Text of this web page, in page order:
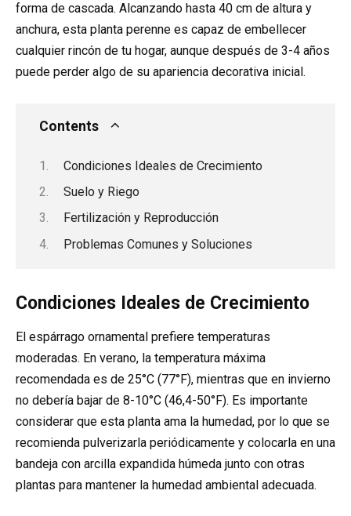
forma de cascada. Alcanzando hasta 40 cm de altura y
anchura, esta planta perenne es capaz de embellecer
cualquier rincón de tu hogar, aunque después de 3-4 años
puede perder algo de su apariencia decorativa inicial.
Contents
Condiciones Ideales de Crecimiento
Suelo y Riego
Fertilización y Reproducción
Problemas Comunes y Soluciones
Condiciones Ideales de Crecimiento
El espárrago ornamental prefiere temperaturas
moderadas. En verano, la temperatura máxima
recomendada es de 25°C (77°F), mientras que en invierno
no debería bajar de 8-10°C (46,4-50°F). Es importante
considerar que esta planta ama la humedad, por lo que se
recomienda pulverizarla periódicamente y colocarla en una
bandeja con arcilla expandida húmeda junto con otras
plantas para mantener la humedad ambiental adecuada.